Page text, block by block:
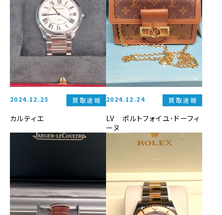
2024.12.25 買取速報
カルティエ
2024.12.24 買取速報
LV ポルトフォイユ･ドーフィ
ーヌ